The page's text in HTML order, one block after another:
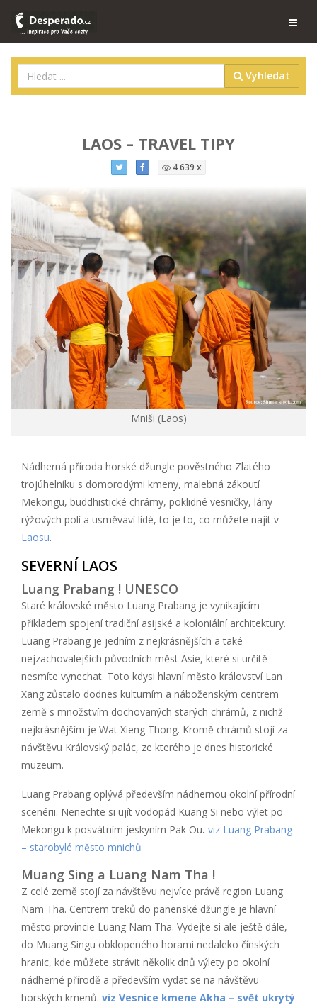
Vyhledat
LAOS – TRAVEL TIPY
4 639 x
Mniši (Laos)
Nádherná příroda horské džungle pověstného Zlatého
trojúhelníku s domorodými kmeny, malebná zákoutí
Mekongu, buddhistické chrámy, poklidné vesničky, lány
rýžových polí a usměvaví lidé, to je to, co můžete najít v
Laosu.
SEVERNÍ LAOS
Luang Prabang ! UNESCO
Staré královské město Luang Prabang je vynikajícím
příkladem spojení tradiční asijské a koloniální architektury.
Luang Prabang je jedním z nejkrásnějších a také
nejzachovalejších původních měst Asie, které si určitě
nesmíte vynechat. Toto kdysi hlavní město království Lan
Xang zůstalo dodnes kulturním a náboženským centrem
země s množstvím dochovaných starých chrámů, z nichž
nejkrásnějším je Wat Xieng Thong. Kromě chrámů stojí za
návštěvu Královský palác, ze kterého je dnes historické
muzeum.
Luang Prabang oplývá především nádhernou okolní přírodní
scenérii. Nenechte si ujít vodopád Kuang Si nebo výlet po
Mekongu k posvátním jeskyním Pak Ou. viz Luang Prabang
– starobylé město mnichů
Muang Sing a Luang Nam Tha !
Z celé země stojí za návštěvu nejvíce právě region Luang
Nam Tha. Centrem treků do panenské džungle je hlavní
město provincie Luang Nam Tha. Vydejte si ale ještě dále,
do Muang Singu obklopeného horami nedaleko čínských
hranic, kde můžete strávit několik dnů výlety po okolní
nádherné přírodě a především vydat se na návštěvu
horských kmenů. viz Vesnice kmene Akha – svět ukrytý